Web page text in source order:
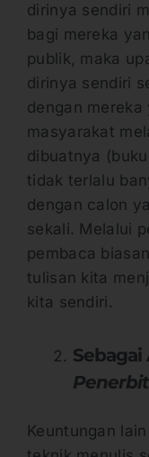
dirinya sendiri
bagi mereka
publik, maka
dirinya sendiri
dengan mereka
masyarakat
dibuatnya
tidak terlalu
dengan calon
sekali. Melalui
pembaca
tulisan kita
kita sendiri.
Keuntungan